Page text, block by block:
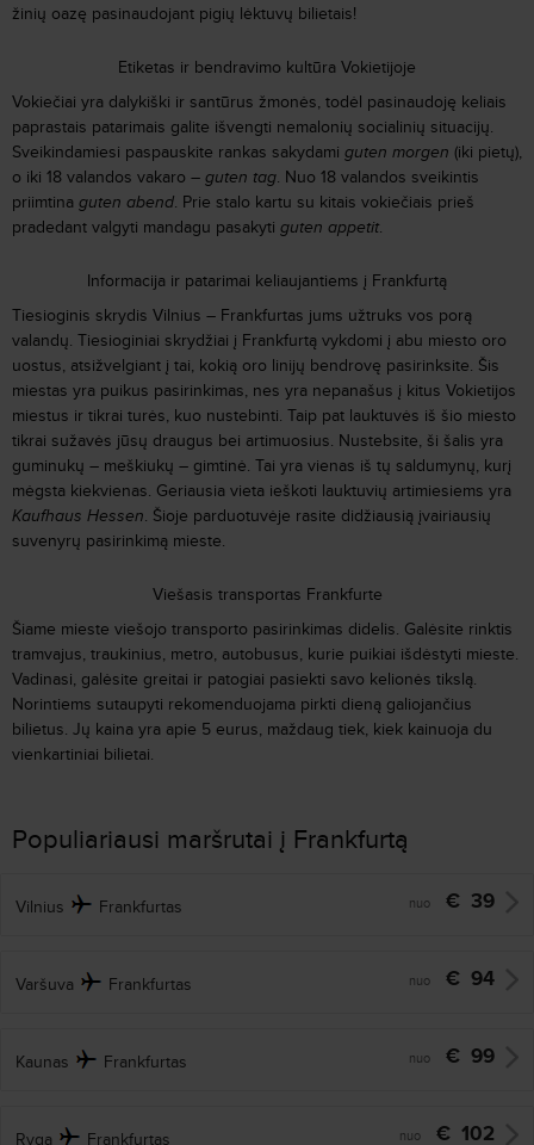
žinių oazę pasinaudojant pigių lėktuvų bilietais!
Etiketas ir bendravimo kultūra Vokietijoje
Vokiečiai yra dalykiški ir santūrus žmonės, todėl pasinaudoję keliais
paprastais patarimais galite išvengti nemalonių socialinių situacijų.
Sveikindamiesi paspauskite rankas sakydami guten morgen (iki pietų),
o iki 18 valandos vakaro – guten tag. Nuo 18 valandos sveikintis
priimtina guten abend. Prie stalo kartu su kitais vokiečiais prieš
pradedant valgyti mandagu pasakyti guten appetit.
Informacija ir patarimai keliaujantiems į Frankfurtą
Tiesioginis skrydis Vilnius – Frankfurtas jums užtruks vos porą
valandų. Tiesioginiai skrydžiai į Frankfurtą vykdomi į abu miesto oro
uostus, atsižvelgiant į tai, kokią oro linijų bendrovę pasirinksite. Šis
miestas yra puikus pasirinkimas, nes yra nepanašus į kitus Vokietijos
miestus ir tikrai turės, kuo nustebinti. Taip pat lauktuvės iš šio miesto
tikrai sužavės jūsų draugus bei artimuosius. Nustebsite, ši šalis yra
guminukų – meškiukų – gimtinė. Tai yra vienas iš tų saldumynų, kurį
mėgsta kiekvienas. Geriausia vieta ieškoti lauktuvių artimiesiems yra
Kaufhaus Hessen. Šioje parduotuvėje rasite didžiausią įvairiausių
suvenyrų pasirinkimą mieste.
Viešasis transportas Frankfurte
Šiame mieste viešojo transporto pasirinkimas didelis. Galėsite rinktis
tramvajus, traukinius, metro, autobusus, kurie puikiai išdėstyti mieste.
Vadinasi, galėsite greitai ir patogiai pasiekti savo kelionės tikslą.
Norintiems sutaupyti rekomenduojama pirkti dieną galiojančius
bilietus. Jų kaina yra apie 5 eurus, maždaug tiek, kiek kainuoja du
vienkartiniai bilietai.
Populiariausi maršrutai į Frankfurtą
Vilnius Frankfurtas nuo € 39
Varšuva Frankfurtas nuo € 94
Kaunas Frankfurtas nuo € 99
Ryga Frankfurtas nuo € 102